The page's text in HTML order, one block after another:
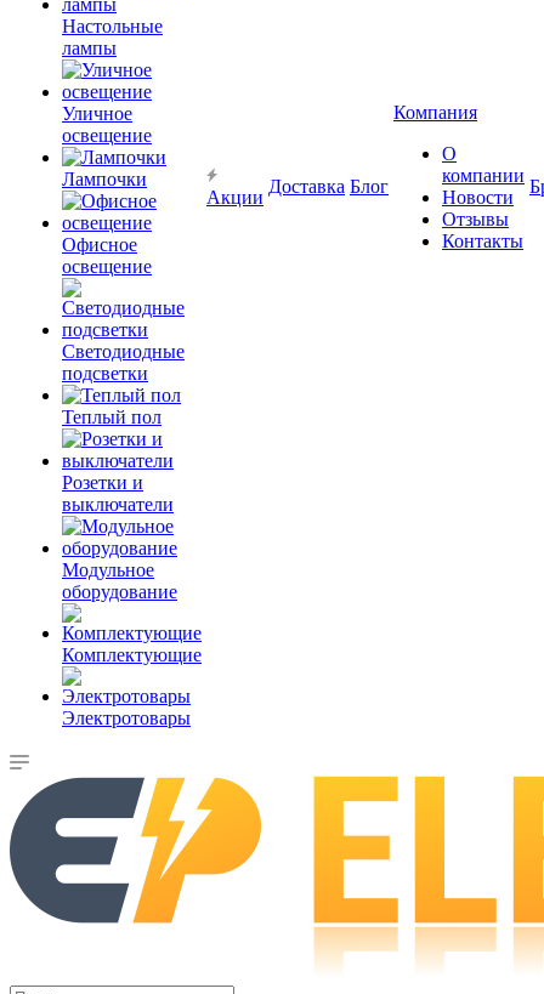
Настольные
лампы
Уличное
освещение
Лампочки
Офисное
освещение
Светодиодные
подсветки
Теплый пол
Розетки и
выключатели
Модульное
оборудование
Комплектующие
Электротовары
Акции
Доставка Блог
Компания
О
компании
Новости
Отзывы
Контакты